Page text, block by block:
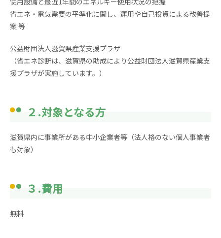
省エネ・電気需要の平準化に関し、運用や自己投資による改善提
案 等
公益財団法人滋賀県産業支援プラザ
（省エネ診断は、滋賀県の助成により公益財団法人滋賀県産業支
援プラザが実施しています。）
２.対象となる方
滋賀県内に事業所がある中小企業者等（法人格のない個人事業者
も対象）
３.費用
無料